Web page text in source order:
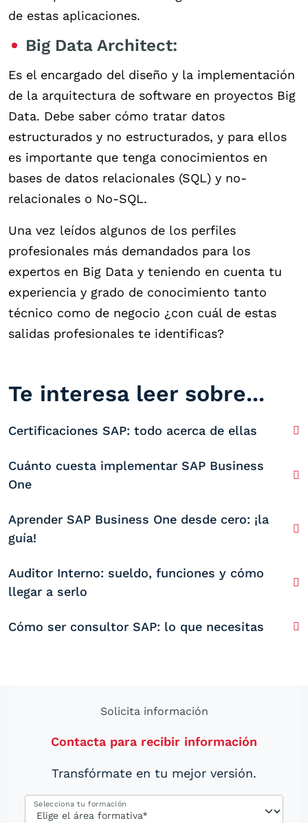
de estas aplicaciones.
Big Data Architect:
Es el encargado del diseño y la implementación
de la arquitectura de software en proyectos Big
Data. Debe saber cómo tratar datos
estructurados y no estructurados, y para ellos
es importante que tenga conocimientos en
bases de datos relacionales (SQL) y no-
relacionales o No-SQL.
Una vez leídos algunos de los perfiles
profesionales más demandados para los
expertos en Big Data y teniendo en cuenta tu
experiencia y grado de conocimiento tanto
técnico como de negocio ¿con cuál de estas
salidas profesionales te identificas?
Te interesa leer sobre...
Certificaciones SAP: todo acerca de ellas
Cuánto cuesta implementar SAP Business
One
Aprender SAP Business One desde cero: ¡la
guía!
Auditor Interno: sueldo, funciones y cómo
llegar a serlo
Cómo ser consultor SAP: lo que necesitas
Solicita información
Contacta para recibir información
Transfórmate en tu mejor versión.
Selecciona tu formación